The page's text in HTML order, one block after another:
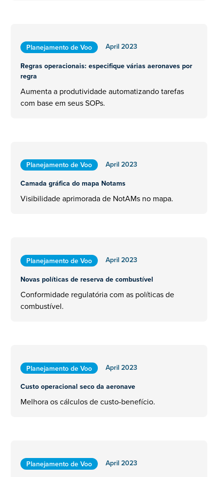
Planejamento de Voo
April 2023
Regras operacionais: especifique várias aeronaves por
regra
Aumenta a produtividade automatizando tarefas
com base em seus SOPs.
Planejamento de Voo
April 2023
Camada gráfica do mapa Notams
Visibilidade aprimorada de NotAMs no mapa.
Planejamento de Voo
April 2023
Novas políticas de reserva de combustível
Conformidade regulatória com as políticas de
combustível.
Planejamento de Voo
April 2023
Custo operacional seco da aeronave
Melhora os cálculos de custo-benefício.
Planejamento de Voo
April 2023